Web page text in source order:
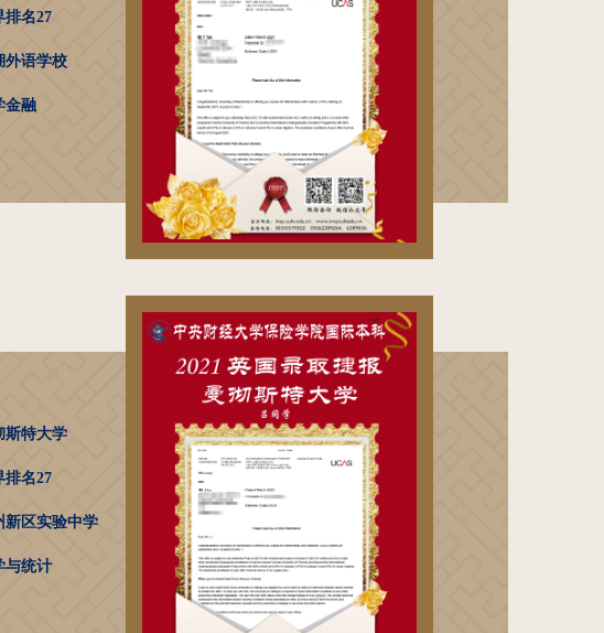
排名27
外语学校
金融
斯特大学
排名27
新区实验中学
与统计